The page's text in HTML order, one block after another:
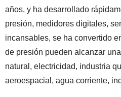
años, y ha desarrollado
presión, medidores digitales,
incansables, se ha convertido
de presión pueden alcanzar
natural, electricidad, industria
aeroespacial, agua corriente,